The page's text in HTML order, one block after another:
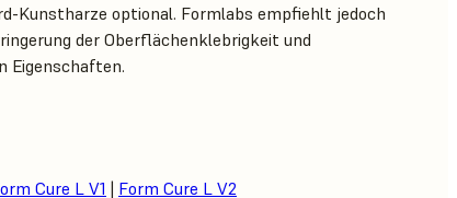
Kunstharze optional. Formlabs empfiehlt jedoch
der Oberflächenklebrigkeit und
Eigenschaften.
Cure L V1 | Form Cure L V2